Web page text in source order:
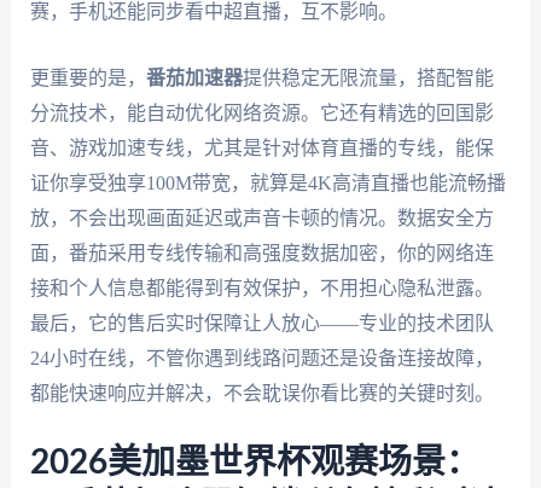
赛，手机还能同步看中超直播，互不影响。
更重要的是， 番茄加速器提供稳定无限流量，搭配智能
分流技术，能自动优化网络资源。它还有精选的回国影
音、游戏加速专线，尤其是针对体育直播的专线，能保
证你享受独享100M带宽，就算是4K高清直播也能流畅播
放，不会出现画面延迟或声音卡顿的情况。数据安全方
面，番茄采用专线传输和高强度数据加密，你的网络连
接和个人信息都能得到有效保护，不用担心隐私泄露。
最后，它的售后实时保障让人放心——专业的技术团队
24小时在线，不管你遇到线路问题还是设备连接故障，
都能快速响应并解决，不会耽误你看比赛的关键时刻。
2026美加墨世界杯观赛场景：